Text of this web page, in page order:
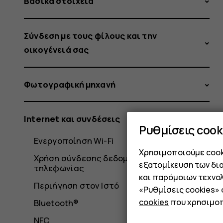
Σύνδεση με τους φίλους και την
οικογένειά σας
Φωτογραφική μηχανή
Internet και συνδέσεις
Ενεργοποίηση Wi-Fi
Χρήση σύνδεσης δεδομένων κινητής
τηλεφωνίας
Περιήγηση στον Ιστό
Bluetooth®
NFC
Ρυθμίσεις
Χρησιμοποιούμε
εξατομίκευση των
και παρόμοιων
«Ρυθμίσεις
cookies που